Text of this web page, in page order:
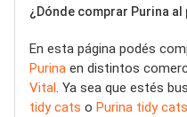
¿Dónde comprar Purina
En esta página podés
Purina en distintos
Vital. Ya sea que estés
tidy cats o Purina tidy cats